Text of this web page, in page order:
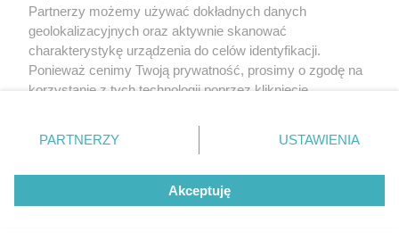
Partnerzy możemy używać dokładnych danych
geolokalizacyjnych oraz aktywnie skanować
charakterystykę urządzenia do celów identyfikacji.
Ponieważ cenimy Twoją prywatność, prosimy o zgodę na
korzystanie z tych technologii poprzez kliknięcie
zmienić/wycofać klikając przycisk ustawień prywatności
znajdujący się w lewym dolnym rogu strony
rodzaje przetwarzania danych nie wymagają zgody
użytkownika, ale masz prawo sprzeciwić się takiemu
przetwarzaniu. Preferencje będą miały zastosowanie tylko
PARTNERZY USTAWIENIA
Akceptuję